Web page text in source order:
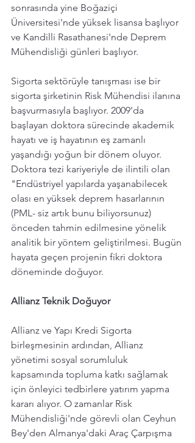
sonrasında yine Boğaziçi
Üniversitesi'nde yüksek lisansa başlıyor
ve Kandilli Rasathanesi'nde Deprem
Mühendisliği günleri başlıyor.
Sigorta sektörüyle tanışması ise bir
sigorta şirketinin Risk Mühendisi ilanına
başvurmasıyla başlıyor. 2009'da
başlayan doktora sürecinde akademik
hayatı ve iş hayatının eş zamanlı
yaşandığı yoğun bir dönem oluyor.
Doktora tezi kariyeriyle de ilintili olan
"Endüstriyel yapılarda yaşanabilecek
olası en yüksek deprem hasarlarının
(PML- siz artık bunu biliyorsunuz)
önceden tahmin edilmesine yönelik
analitik bir yöntem geliştirilmesi. Bugün
hayata geçen projenin fikri doktora
döneminde doğuyor.
Allianz Teknik Doğuyor
Allianz ve Yapı Kredi Sigorta
birleşmesinin ardından, Allianz
yönetimi sosyal sorumluluk
kapsamında topluma katkı sağlamak
için önleyici tedbirlere yatırım yapma
kararı alıyor. O zamanlar Risk
Mühendisliği'nde görevli olan Ceyhun
Bey'den Almanya'daki Araç Çarpışma